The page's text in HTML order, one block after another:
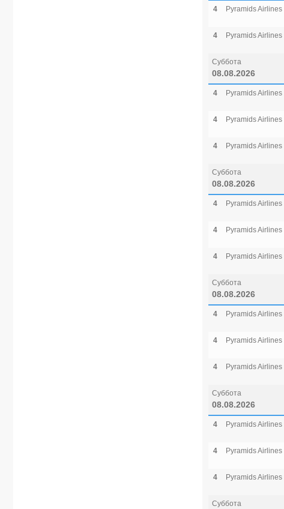
4 Pyramids Airlines
4 Pyramids Airlines
Суббота
08.08.2026
4 Pyramids Airlines
4 Pyramids Airlines
4 Pyramids Airlines
Суббота
08.08.2026
4 Pyramids Airlines
4 Pyramids Airlines
4 Pyramids Airlines
Суббота
08.08.2026
4 Pyramids Airlines
4 Pyramids Airlines
4 Pyramids Airlines
Суббота
08.08.2026
4 Pyramids Airlines
4 Pyramids Airlines
4 Pyramids Airlines
Суббота